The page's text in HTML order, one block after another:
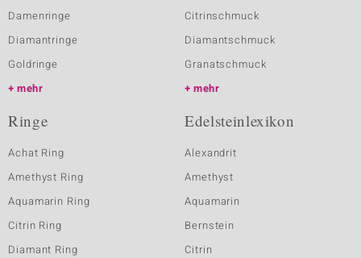
Damenringe
Diamantringe
Goldringe
mehr
Citrinschmuck
Diamantschmuck
Granatschmuck
mehr
Ringe
Achat Ring
Amethyst Ring
Aquamarin Ring
Citrin Ring
Diamant Ring
Edelsteinlexikon
Alexandrit
Amethyst
Aquamarin
Bernstein
Citrin